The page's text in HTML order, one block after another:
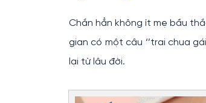
Chắn hẳn không ít mẹ bầu
gian có một câu ‘’trai chua
lại từ lâu đời.